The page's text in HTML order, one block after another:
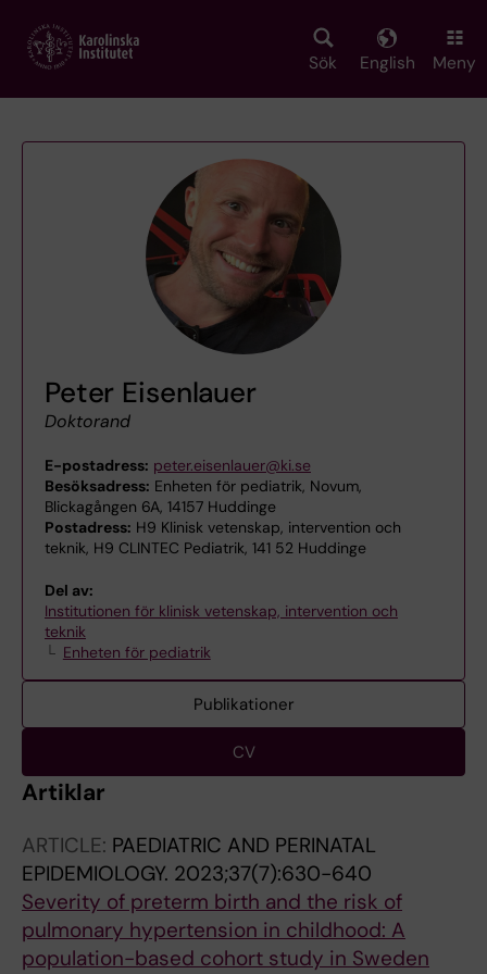
main
Sök English Meny
Peter Eisenlauer
Doktorand
E-postadress: peter.eisenlauer@ki.se
Besöksadress: Enheten för pediatrik, Novum,
Blickagången 6A, 14157 Huddinge
Postadress: H9 Klinisk vetenskap, intervention och
teknik, H9 CLINTEC Pediatrik, 141 52 Huddinge
Del av:
Institutionen för klinisk vetenskap, intervention och
teknik
Enheten för pediatrik
Publikationer
CV
Artiklar
ARTICLE: PAEDIATRIC AND PERINATAL
EPIDEMIOLOGY. 2023;37(7):630-640
Severity of preterm birth and the risk of
pulmonary hypertension in childhood: A
population-based cohort study in Sweden